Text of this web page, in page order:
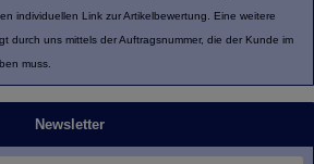
individuellen Link zur Artikelbewertung. Eine weitere
durch uns mittels der Auftragsnummer, die der Kunde im
muss.
Newsletter